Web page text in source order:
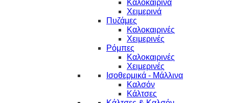
Καλοκαιρινά
Χειμερινά
Πυζάμες
Καλοκαιρινές
Χειμερινές
Ρόμπες
Καλοκαιρινές
Χειμερινές
Ισοθερμικά - Μάλλινα
Καλσόν
Κάλτσες